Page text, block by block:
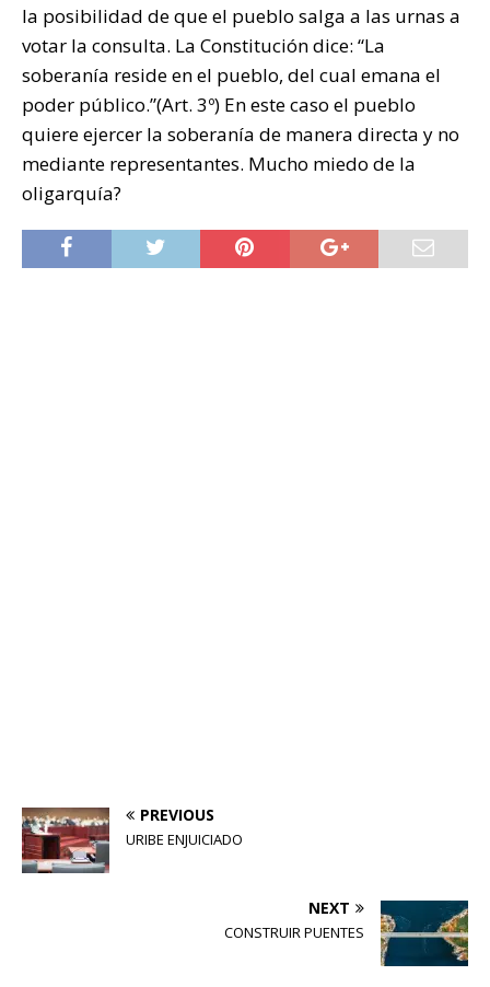
la posibilidad de que el pueblo salga a las urnas a
votar la consulta. La Constitución dice: “La
soberanía reside en el pueblo, del cual emana el
poder público.”(Art. 3º) En este caso el pueblo
quiere ejercer la soberanía de manera directa y no
mediante representantes. Mucho miedo de la
oligarquía?
PREVIOUS
URIBE ENJUICIADO
NEXT
CONSTRUIR PUENTES